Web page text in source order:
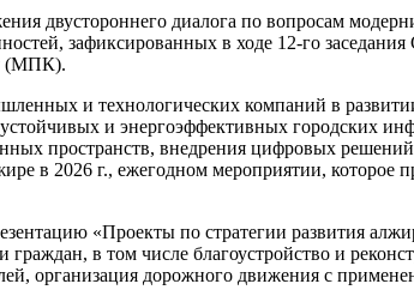
двустороннего диалога по вопросам
зафиксированных в ходе 12-го
(МПК).
и технологических компаний в
и энергоэффективных городских
пространств, внедрения цифровых
в 2026 г., ежегодном мероприятии, которое
«Проекты по стратегии развития
в том числе благоустройство и
организация дорожного движения с